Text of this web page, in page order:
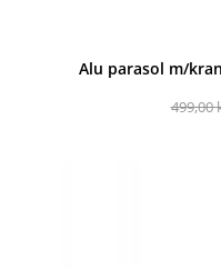
Alu parasol m/
499,00